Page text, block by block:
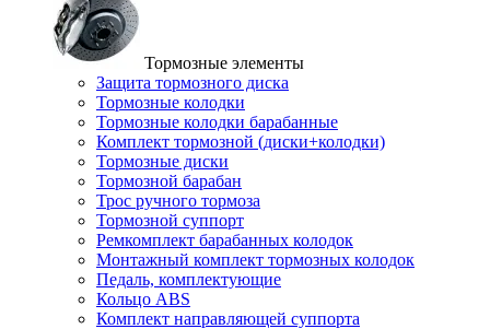
Тормозные элементы
Защита тормозного диска
Тормозные колодки
Тормозные колодки барабанные
Комплект тормозной (диски+колодки)
Тормозные диски
Тормозной барабан
Трос ручного тормоза
Тормозной суппорт
Ремкомплект барабанных колодок
Монтажный комплект тормозных колодок
Педаль, комплектующие
Кольцо ABS
Комплект направляющей суппорта